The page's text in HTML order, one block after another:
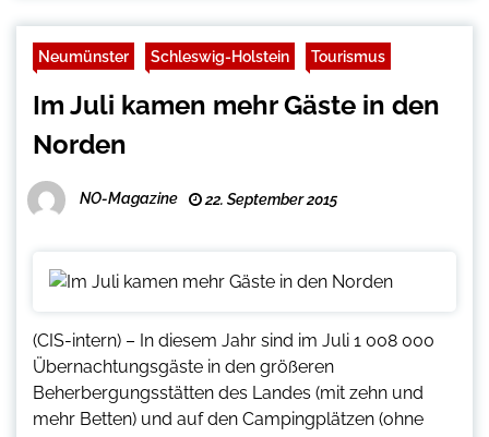
Neumünster Schleswig-Holstein Tourismus
Im Juli kamen mehr Gäste in den
Norden
NO-Magazine 22. September 2015
(CIS-intern) – In diesem Jahr sind im Juli 1 008 000
Übernachtungsgäste in den größeren
Beherbergungsstätten des Landes (mit zehn und
mehr Betten) und auf den Campingplätzen (ohne